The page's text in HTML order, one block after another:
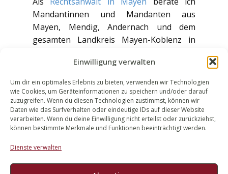
Einwilligung verwalten
Um dir ein optimales Erlebnis zu bieten, verwenden wir Technologien
wie Cookies, um Geräteinformationen zu speichern und/oder darauf
zuzugreifen. Wenn du diesen Technologien zustimmst, können wir
Daten wie das Surfverhalten oder eindeutige IDs auf dieser Website
verarbeiten. Wenn du deine Einwilligung nicht erteilst oder zurückziehst,
können bestimmte Merkmale und Funktionen beeinträchtigt werden.
Dienste verwalten
Mandantinnen und Mandanten aus
Mayen, Mendig, Andernach und dem
gesamten Landkreis Mayen-Koblenz in
wenn Familienrecht und Erbrecht
aufeinandertreffen. Weitere Beiträge zum
Erbrecht finden Sie in unserenRechts-
Tipps. AlleFachgebieteder Kanzlei finden
Sie hier im Überblick.
Ihr Ansprechpartner in
Mayen – für Erbrecht und